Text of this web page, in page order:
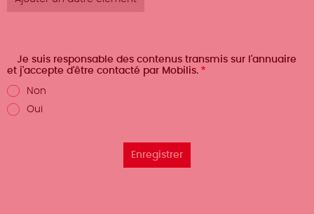
Je suis responsable des contenus transmis sur l'annuaire
et j'accepte d'être contacté par Mobilis.
Non
Oui